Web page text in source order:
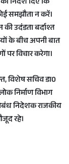
समझौता न करें।
उदंडता बर्दाश्त
के बीच अपनी बात
विचार करेगा।
विशेष सचिव डा0
निर्माण विभाग
निदेशक राजकीय
रहे।